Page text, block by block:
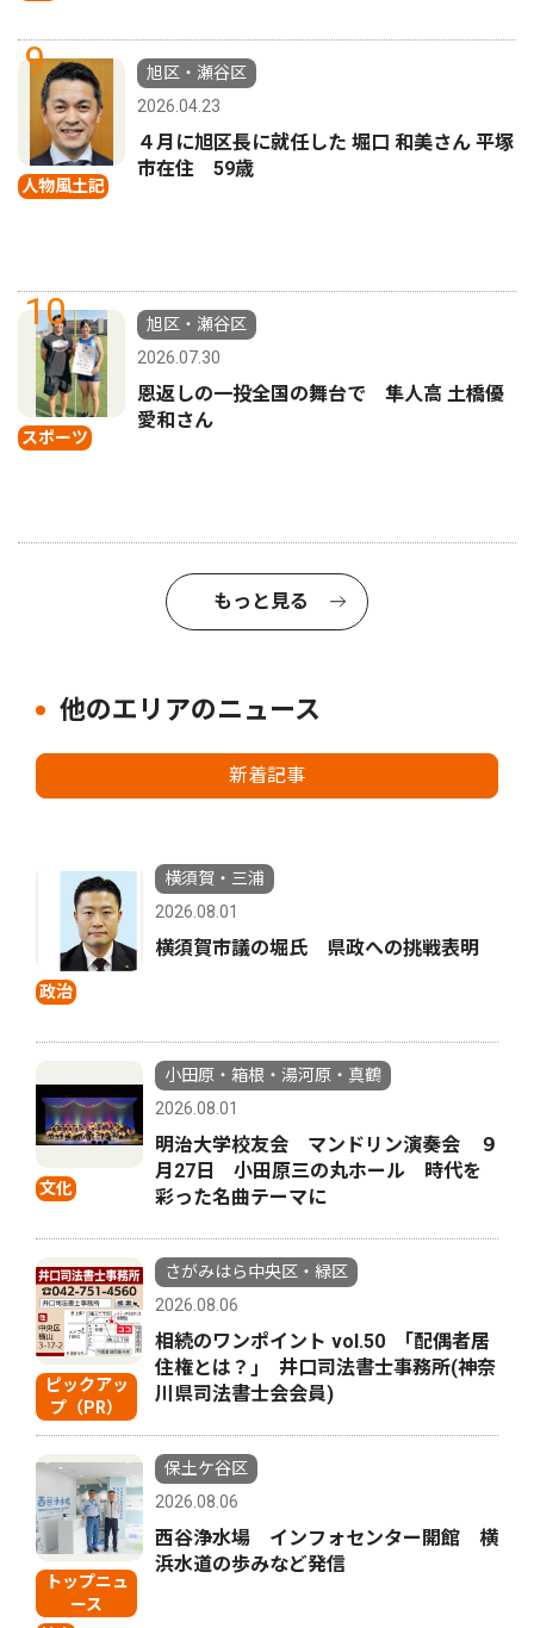
9
人物風土記
旭区・瀬谷区
2026.04.23
４月に旭区長に就任した 堀口 和美さん 平塚
市在住 59歳
10
スポーツ
旭区・瀬谷区
2026.07.30
恩返しの一投全国の舞台で 隼人高 土橋優
愛和さん
もっと見る
他のエリアのニュース
新着記事
政治
横須賀・三浦
2026.08.01
横須賀市議の堀氏 県政への挑戦表明
文化
小田原・箱根・湯河原・真鶴
2026.08.01
明治大学校友会 マンドリン演奏会 ９
月27日 小田原三の丸ホール 時代を
彩った名曲テーマに
ピックアッ
プ（PR）
さがみはら中央区・緑区
2026.08.06
相続のワンポイント vol.50 ｢配偶者居
住権とは？｣ 井口司法書士事務所(神奈
川県司法書士会会員)
トップニュ
ース
保土ケ谷区
2026.08.06
西谷浄水場 インフォセンター開館 横
浜水道の歩みなど発信